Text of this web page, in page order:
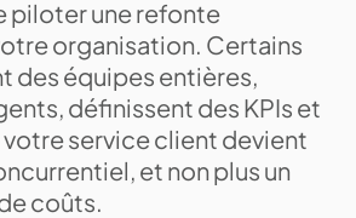
piloter une refonte
organisation. Certains
des équipes entières,
définissent des KPIs et
votre service client devient
et non plus un
coûts.